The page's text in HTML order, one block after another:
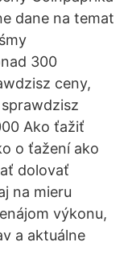
dane na temat
300
ceny,
Ako ťažiť
o ťažení ako
dolovať
na mieru
výkonu,
a aktuálne